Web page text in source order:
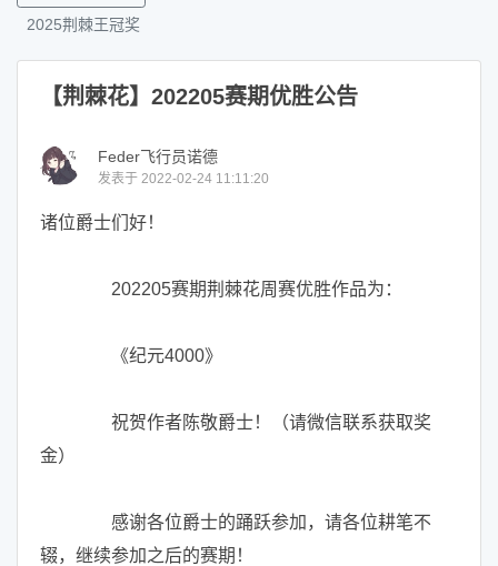
2025荆棘王冠奖
【荆棘花】202205赛期优胜公告
Feder飞行员诺德
发表于 2022-02-24 11:11:20
诸位爵士们好！
202205赛期荆棘花周赛优胜作品为：
《纪元4000》
祝贺作者陈敬爵士！（请微信联系获取奖
金）
感谢各位爵士的踊跃参加，请各位耕笔不
辍，继续参加之后的赛期！